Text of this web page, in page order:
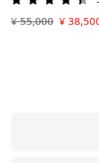
¥ 55,000 ¥